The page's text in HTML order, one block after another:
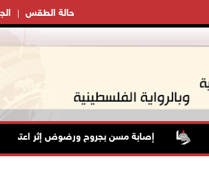
حالة الطقس
إصابة مسن بجروح ورضوض إثر اعتداء جيش